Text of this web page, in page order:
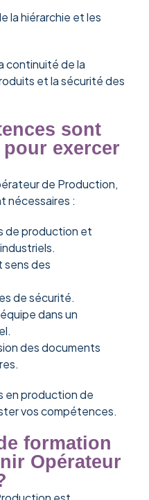
la hiérarchie et les
continuité de la
et la sécurité des
sont
exercer
de Production,
nécessaires :
de production et
sens des
de sécurité.
dans un
des documents
en production de
vos compétences.
formation
Opérateur